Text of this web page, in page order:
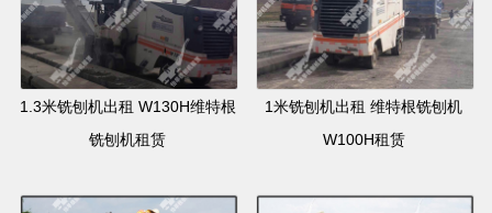
1.3米铣刨机出租 W130H维特根
铣刨机租赁
1米铣刨机出租 维特根铣刨机
W100H租赁